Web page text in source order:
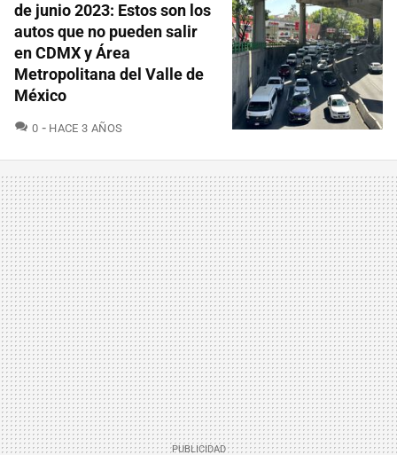
de junio 2023: Estos son los
autos que no pueden salir
en CDMX y Área
Metropolitana del Valle de
México
0 COMENTARIOS
HACE 3 AÑOS